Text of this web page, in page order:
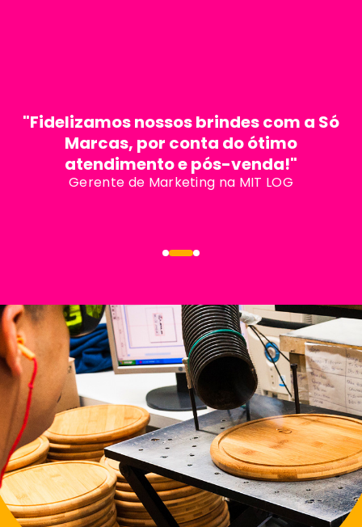
"Fidelizamos nossos brindes com a Só
Marcas, por conta do ótimo
atendimento e pós-venda!"
Gerente de Marketing na MIT LOG